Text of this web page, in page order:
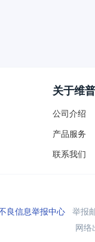
关于维普
公司介绍
产品服务
联系我们
良信息举报中心举报
网